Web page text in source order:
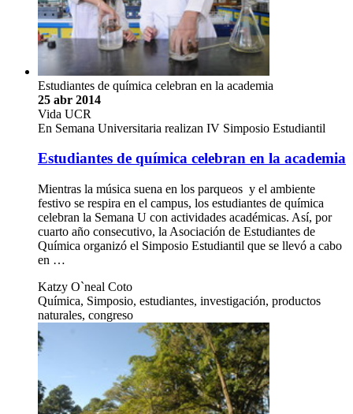
Estudiantes de química celebran en la academia
25 abr 2014
Vida UCR
En Semana Universitaria realizan IV Simposio Estudiantil
Estudiantes de química celebran en la academia
Mientras la música suena en los parqueos y el ambiente
festivo se respira en el campus, los estudiantes de química
celebran la Semana U con actividades académicas. Así, por
cuarto año consecutivo, la Asociación de Estudiantes de
Química organizó el Simposio Estudiantil que se llevó a cabo
en …
Katzy O`neal Coto
Química, Simposio, estudiantes, investigación, productos
naturales, congreso